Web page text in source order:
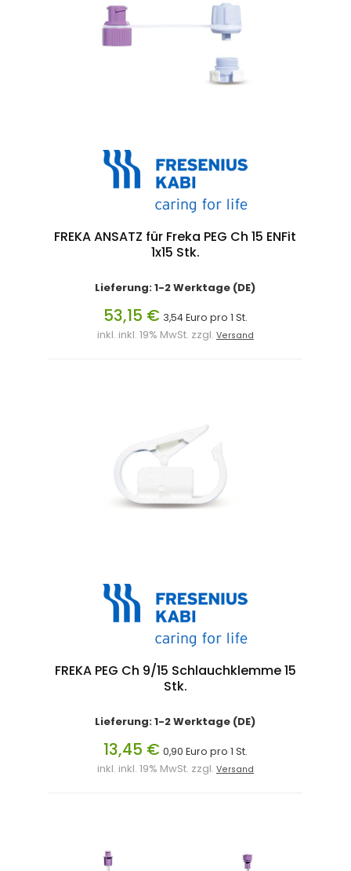
FREKA ANSATZ für Freka PEG Ch 15 ENFit
1x15 Stk.
Lieferung: 1-2 Werktage (DE)
53,15 € 3,54 Euro pro 1 St.
inkl. inkl. 19% MwSt. zzgl. Versand
FREKA PEG Ch 9/15 Schlauchklemme 15
Stk.
Lieferung: 1-2 Werktage (DE)
13,45 € 0,90 Euro pro 1 St.
inkl. inkl. 19% MwSt. zzgl. Versand